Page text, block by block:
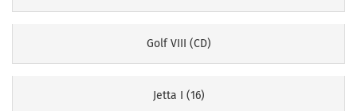
Golf VIII (CD)
Jetta I (16)